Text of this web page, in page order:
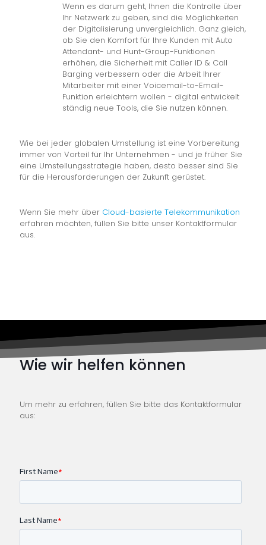
Wenn es darum geht, Ihnen die Kontrolle über
Ihr Netzwerk zu geben, sind die Möglichkeiten
der Digitalisierung unvergleichlich. Ganz gleich,
ob Sie den Komfort für Ihre Kunden mit Auto
Attendant- und Hunt-Group-Funktionen
erhöhen, die Sicherheit mit Caller ID & Call
Barging verbessern oder die Arbeit Ihrer
Mitarbeiter mit einer Voicemail-to-Email-
Funktion erleichtern wollen - digital entwickelt
ständig neue Tools, die Sie nutzen können.
Wie bei jeder globalen Umstellung ist eine Vorbereitung
immer von Vorteil für Ihr Unternehmen - und je früher Sie
eine Umstellungsstrategie haben, desto besser sind Sie
für die Herausforderungen der Zukunft gerüstet.
Wenn Sie mehr über Cloud-basierte Telekommunikation
erfahren möchten, füllen Sie bitte unser Kontaktformular
aus.
Wie wir helfen können
Um mehr zu erfahren, füllen Sie bitte das Kontaktformular
aus: